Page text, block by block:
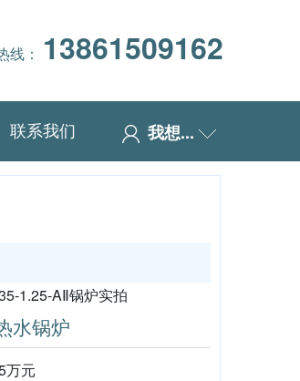
线： 13861509162
联系我们 我想...
水锅炉
元